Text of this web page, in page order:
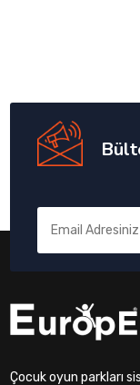
Çocuk oyun parkları